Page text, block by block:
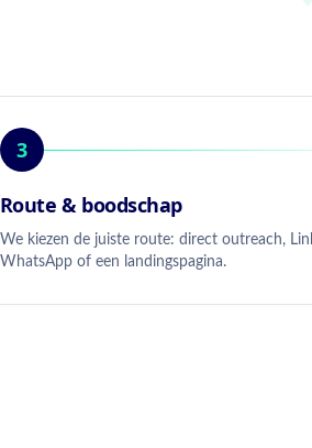
3
Route & boodschap
We kiezen de juiste route: direct outreach,
WhatsApp of een landingspagina.